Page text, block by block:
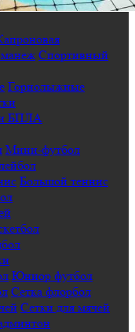
Спортивный
Горнолыжные
и БПЛА
Мини-футбол
Большой теннис
Юниор футбол
Сетка флорбол
Сетки для мячей